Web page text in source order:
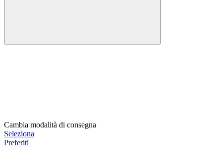
Cambia modalità di consegna
Seleziona
Preferiti